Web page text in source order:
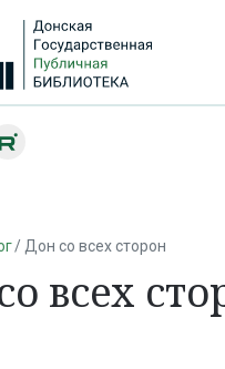
Дон со всех сторон
всех